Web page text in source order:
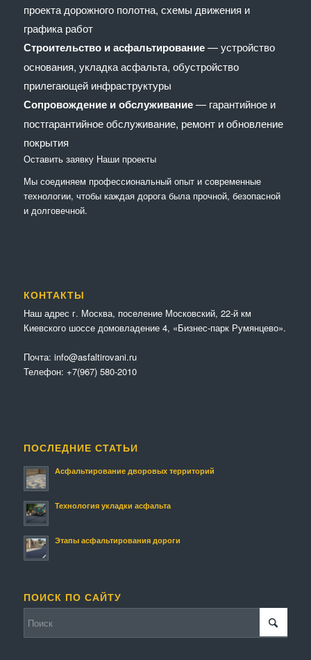
проекта дорожного полотна, схемы движения и
графика работ
Строительство и асфальтирование— устройство
основания, укладка асфальта, обустройство
прилегающей инфраструктуры
Сопровождение и обслуживание— гарантийное и
постгарантийное обслуживание, ремонт и обновление
покрытия
Оставить заявку Наши проекты
Мы соединяем профессиональный опыт и современные
технологии, чтобы каждая дорога была прочной, безопасной
и долговечной.
КОНТАКТЫ
Наш адрес г. Москва, поселение Московский, 22-й км
Киевского шоссе домовладение 4, «Бизнес-парк Румянцево».
Почта: info@asfaltirovani.ru
Телефон: +7(967) 580-2010
ПОСЛЕДНИЕ СТАТЬИ
Асфальтирование дворовых территорий
Технология укладки асфальта
Этапы асфальтирования дороги
ПОИСК ПО САЙТУ